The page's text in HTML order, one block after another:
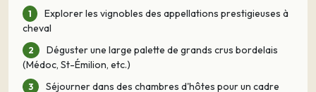
Explorer les vignobles des appellations prestigieuses à
cheval
Déguster une large palette de grands crus bordelais
(Médoc, St-Émilion, etc.)
Séjourner dans des chambres d'hôtes pour un cadre